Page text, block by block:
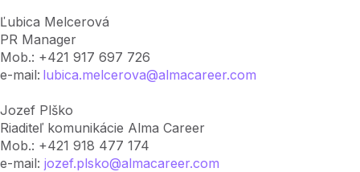
Ľubica Melcerová
PR Manager
Mob.: +421 917 697 726
e-mail: lubica.melcerova@almacareer.com
Jozef Plško
Riaditeľ komunikácie Alma Career
Mob.: +421 918 477 174
e-mail: jozef.plsko@almacareer.com